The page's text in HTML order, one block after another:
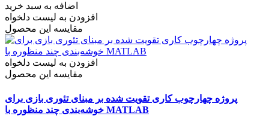
اضافه به سبد خرید
افزودن به لیست دلخواه
مقایسه این محصول
افزودن به لیست دلخواه
مقایسه این محصول
پروژه چهارچوب کاری تقویت شده بر مبنای تئوری بازی برای
خوشه‌بندی چند منظوره با MATLAB